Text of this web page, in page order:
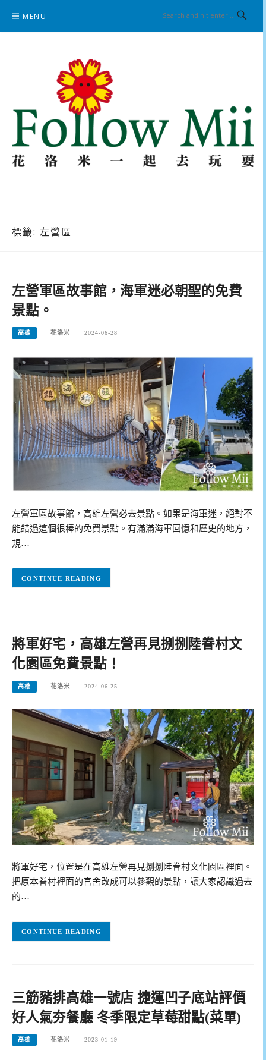
content
MENU
標籤: 左營區
左營軍區故事館，海軍迷必朝聖的免費
景點。
高雄 花洛米 2024-06-28
左營軍區故事館，高雄左營必去景點。如果是海軍迷，絕對不
能錯過這個很棒的免費景點。有滿滿海軍回憶和歷史的地方，
規…
CONTINUE READING
將軍好宅，高雄左營再見捌捌陸眷村文
化園區免費景點！
高雄 花洛米 2024-06-25
將軍好宅，位置是在高雄左營再見捌捌陸眷村文化園區裡面。
把原本眷村裡面的官舍改成可以參觀的景點，讓大家認識過去
的…
CONTINUE READING
三筋豬排高雄一號店 捷運凹子底站評價
好人氣夯餐廳 冬季限定草莓甜點(菜單)
高雄 花洛米 2023-01-19